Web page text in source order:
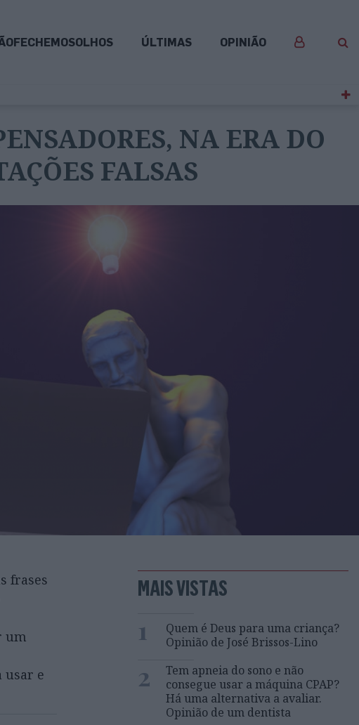
ÚLTIMAS OPINIÃO
NA ERA DO
FALSAS
frases
um
usar e
MAIS VISTAS
1
Quem é Deus para uma criança?
Opinião de José Brissos-Lino
2
Tem apneia do sono e não
consegue usar a máquina CPAP?
Há uma alternativa a avaliar.
Opinião de um dentista